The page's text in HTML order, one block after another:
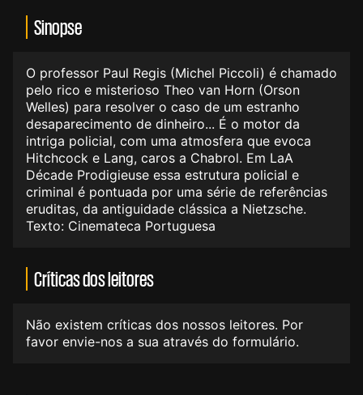
Sinopse
O professor Paul Regis (Michel Piccoli) é chamado
pelo rico e misterioso Theo van Horn (Orson
Welles) para resolver o caso de um estranho
desaparecimento de dinheiro... É o motor da
intriga policial, com uma atmosfera que evoca
Hitchcock e Lang, caros a Chabrol. Em LaA
Décade Prodigieuse essa estrutura policial e
criminal é pontuada por uma série de referências
eruditas, da antiguidade clássica a Nietzsche.
Texto: Cinemateca Portuguesa
Críticas dos leitores
Não existem críticas dos nossos leitores. Por
favor envie-nos a sua através do formulário.